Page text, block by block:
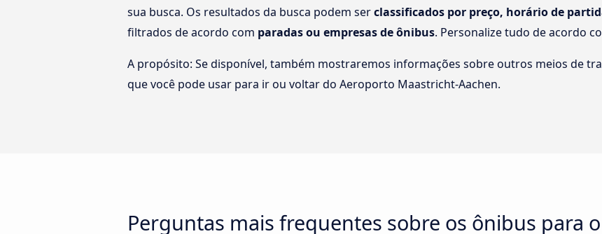
sua busca. Os resultados da busca podem serclassificados por preço, horário de
filtrados de acordo com paradas ou empresas de ônibus. Personalize tudo de acordo
A propósito: Se disponível, também mostraremos informações sobre outros meios de
que você pode usar para ir ou voltar do Aeroporto Maastricht-Aachen.
Perguntas mais frequentes sobre os ônibus para